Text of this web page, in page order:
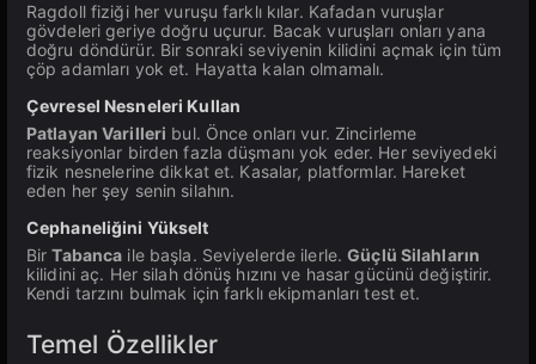
Ragdoll fiziği her vuruşu farklı kılar. Kafadan vuruşlar
gövdeleri geriye doğru uçurur. Bacak vuruşları onları yana
doğru döndürür. Bir sonraki seviyenin kilidini açmak için tüm
çöp adamları yok et. Hayatta kalan olmamalı.
Çevresel Nesneleri Kullan
Patlayan Varilleri bul. Önce onları vur. Zincirleme
reaksiyonlar birden fazla düşmanı yok eder. Her seviyedeki
fizik nesnelerine dikkat et. Kasalar, platformlar. Hareket
eden her şey senin silahın.
Cephaneliğini Yükselt
BirTabanca ile başla. Seviyelerde ilerle.Güçlü Silahların
kilidini aç. Her silah dönüş hızını ve hasar gücünü değiştirir.
Kendi tarzını bulmak için farklı ekipmanları test et.
Temel Özellikler